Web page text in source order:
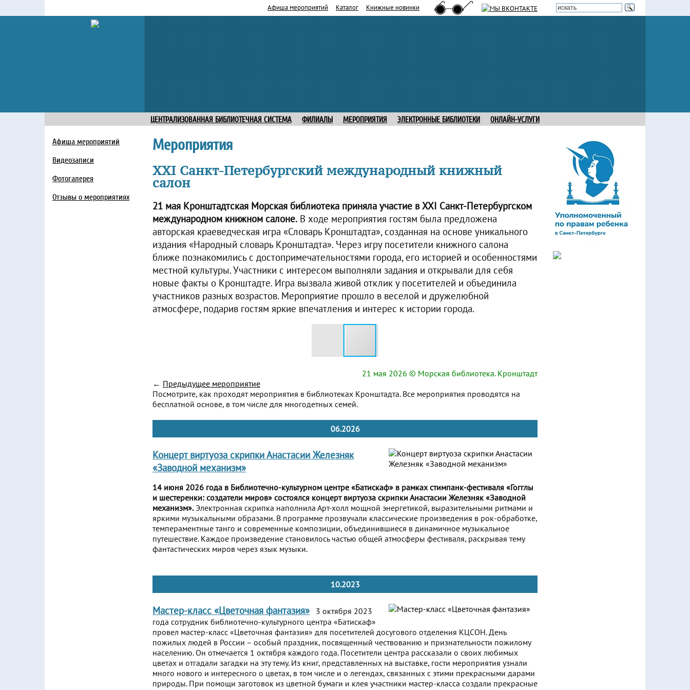
Афиша мероприятий Каталог Книжные новинки
ЦЕНТРАЛИЗОВАННАЯ БИБЛИОТЕЧНАЯ СИСТЕМА ФИЛИАЛЫ МЕРОПРИЯТИЯ ЭЛЕКТРОННЫЕ БИБЛИОТЕКИ ОНЛАЙН-УСЛУГИ
Афиша мероприятий
Видеозаписи
Фотогалерея
Отзывы о мероприятиях
Мероприятия
XXI Санкт-Петербургский международный книжный
салон
21 мая Кронштадтская Морская библиотека приняла участие в XXI Санкт-Петербургском
международном книжном салоне. В ходе мероприятия гостям была предложена
авторская краеведческая игра «Словарь Кронштадта», созданная на основе уникального
издания «Народный словарь Кронштадта». Через игру посетители книжного салона
ближе познакомились с достопримечательностями города, его историей и особенностями
местной культуры. Участники с интересом выполняли задания и открывали для себя
новые факты о Кронштадте. Игра вызвала живой отклик у посетителей и объединила
участников разных возрастов. Мероприятие прошло в веселой и дружелюбной
атмосфере, подарив гостям яркие впечатления и интерес к истории города.
21 мая 2026 © Морская библиотека. Кронштадт
← Предыдущее мероприятие
Посмотрите, как проходят мероприятия в библиотеках Кронштадта. Все мероприятия проводятся на
бесплатной основе, в том числе для многодетных семей.
06.2026
Концерт виртуоза скрипки Анастасии Железняк
«Заводной механизм»
14 июня 2026 года в Библиотечно-культурном центре «Батискаф» в рамках стимпанк-фестиваля «Гогглы
и шестеренки: создатели миров» состоялся концерт виртуоза скрипки Анастасии Железняк «Заводной
механизм».Электронная скрипка наполнила Арт-холл мощной энергетикой, выразительными ритмами и
яркими музыкальными образами. В программе прозвучали классические произведения в рок-обработке,
темпераментные танго и современные композиции, объединившиеся в динамичное музыкальное
путешествие. Каждое произведение становилось частью общей атмосферы фестиваля, раскрывая тему
фантастических миров через язык музыки.
10.2023
Мастер-класс «Цветочная фантазия»
3 октября 2023
года сотрудник библиотечно-культурного центра «Батискаф»
провел мастер-класс «Цветочная фантазия» для посетителей досугового отделения КЦСОН. День
пожилых людей в России – особый праздник, посвященный чествованию и признательности пожилому
населению. Он отмечается 1 октября каждого года. Посетители центра рассказали о своих любимых
цветах и отгадали загадки на эту тему. Из книг, представленных на выставке, гости мероприятия узнали
много нового и интересного о цветах, в том числе и о легендах, связанных с этими прекрасными дарами
природы. При помощи заготовок из цветной бумаги и клея участники мастер-класса создали прекрасные